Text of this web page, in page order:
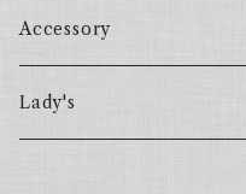
Accessory
Lady's